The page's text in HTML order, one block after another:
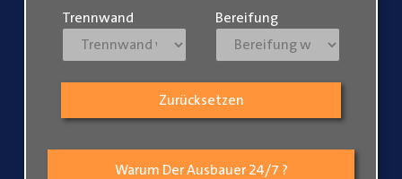
Warum Der Ausbauer 24/7 ?
Trennwand Bereifung
Zurücksetzen